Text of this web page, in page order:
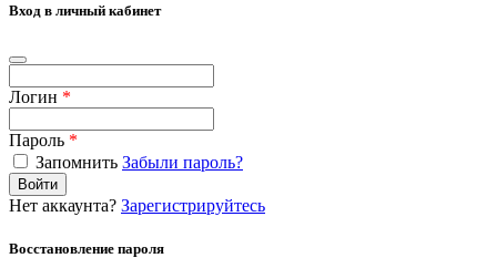
Вход в личный кабинет
Логин *
Пароль *
Запомнить Забыли пароль?
Войти
Нет аккаунта? Зарегистрируйтесь
Восстановление пароля